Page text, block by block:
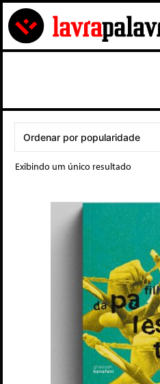
Exibindo um único resultado